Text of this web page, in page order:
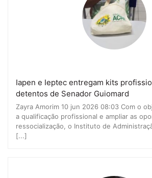
Iapen e Ieptec entregam kits
detentos de Senador Guiomard
Zayra Amorim 10 jun 2026 08:03 Com o
a qualificação profissional e ampliar as
ressocialização, o Instituto de
[...]